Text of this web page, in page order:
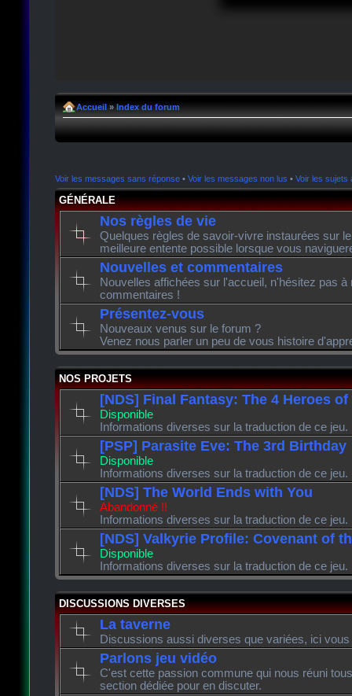
Accueil » Index du forum
Voir les messages sans réponse • Voir les messages non lus • Voir les sujets
GÉNÉRALE
Nos règles de vie
Quelques règles de savoir-vivre instaurées sur
meilleure entente possible lorsque vous
Nouvelles et commentaires
Nouvelles affichées sur l'accueil, n'hésitez pas à
commentaires !
Présentez-vous
Nouveaux venus sur le forum ?
Venez nous parler un peu de vous histoire
NOS PROJETS
[NDS] Final Fantasy: The 4 Heroes
Disponible
Informations diverses sur la traduction de ce jeu.
[PSP] Parasite Eve: The 3rd Birthday
Disponible
Informations diverses sur la traduction de ce jeu.
[NDS] The World Ends with You
Abandonné !!
Informations diverses sur la traduction de ce jeu.
[NDS] Valkyrie Profile: Covenant of
Disponible
Informations diverses sur la traduction de ce jeu.
DISCUSSIONS DIVERSES
La taverne
Discussions aussi diverses que variées, ici
Parlons jeu vidéo
C'est cette passion commune qui nous réuni
section dédiée pour en discuter.